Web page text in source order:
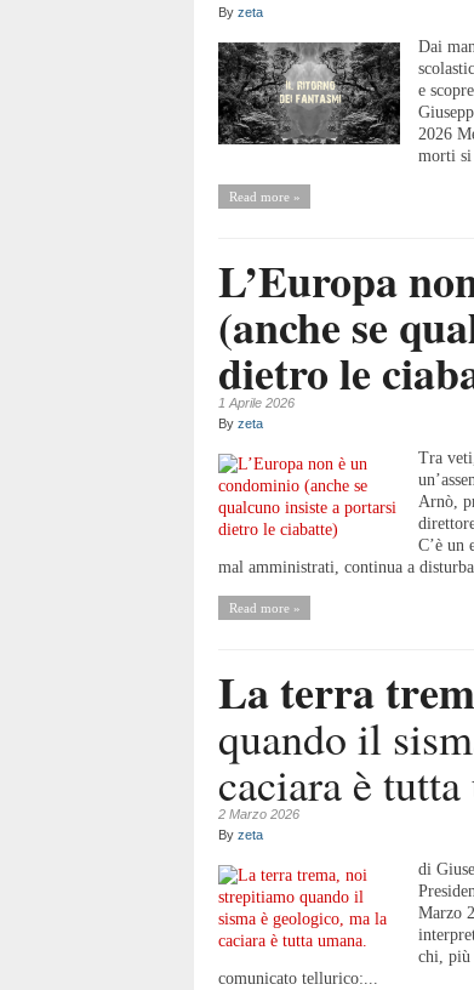
By zeta
Dai
e
2026
morti si
Read more »
L’Europa
(anche se
dietro le
1 Aprile 2026
By zeta
Tra
Arnò,
C’è un
mal amministrati, continua a
Read more »
La terra
quando il
caciara è tutta
2 Marzo 2026
By zeta
di
Marzo
chi, più
comunicato tellurico:...